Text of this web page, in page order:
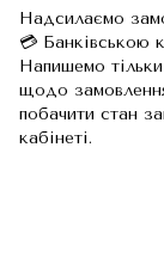
Надсилаємо
💳 Банківською
Напишемо
щодо
побачити стан
кабінеті.